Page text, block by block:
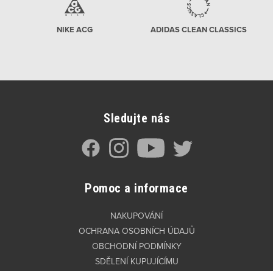
NIKE ACG ADIDAS CLEAN CLASSICS
Sledujte nás
Pomoc a informace
NAKUPOVÁNÍ
OCHRANA OSOBNÍCH ÚDAJŮ
OBCHODNÍ PODMÍNKY
SDĚLENÍ KUPUJÍCÍMU